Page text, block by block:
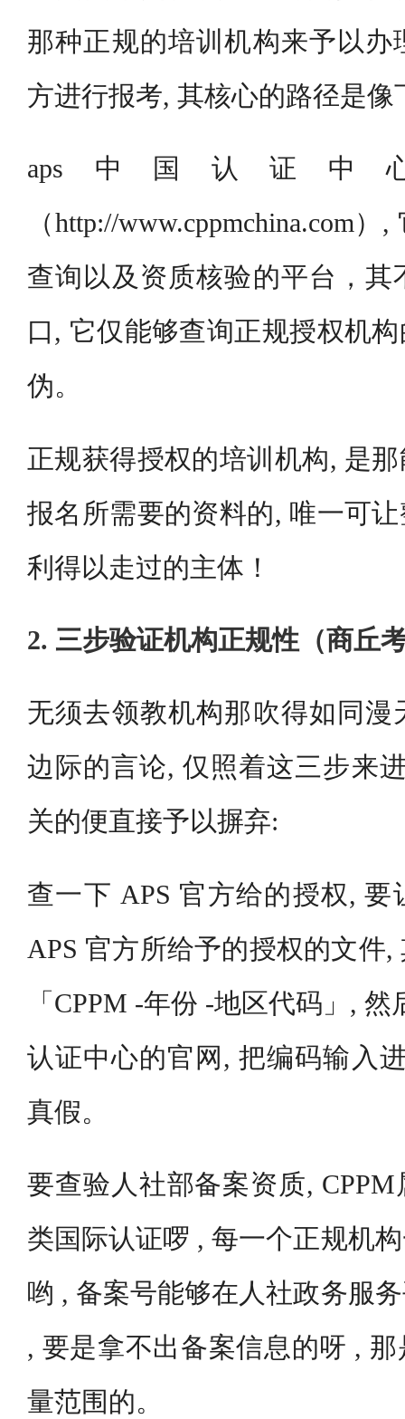
那种正规的培训机构来予以办
方进行报考, 其核心的路径是像
aps中国认证中
（http://www.cppmchina.com
查询以及资质核验的平台，其
口, 它仅能够查询正规授权机
伪。
正规获得授权的培训机构, 是
报名所需要的资料的, 唯一可
利得以走过的主体！
2. 三步验证机构正规性（商丘
无须去领教机构那吹得如同漫
边际的言论, 仅照着这三步来
关的便直接予以摒弃:
查一下 APS 官方给的授权,
APS 官方所给予的授权的文件
「CPPM -年份 -地区代码」,
认证中心的官网, 把编码输入
真假。
要查验人社部备案资质,
类国际认证啰 , 每一个正规机
哟 , 备案号能够在人社政务服
, 要是拿不出备案信息的呀 ,
量范围的。